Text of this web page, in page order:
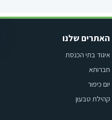
האתרים שלנו
איגוד בתי הכנסת
חברותא
יום כיפור
קהילת טבעון